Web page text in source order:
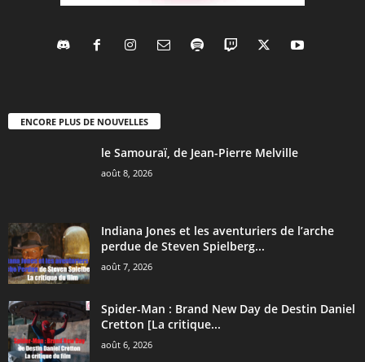
ENCORE PLUS DE NOUVELLES
le Samouraï, de Jean-Pierre Melville
août 8, 2026
Indiana Jones et les aventuriers de l’arche
perdue de Steven Spielberg...
août 7, 2026
Spider-Man : Brand New Day de Destin Daniel
Cretton [La critique...
août 6, 2026